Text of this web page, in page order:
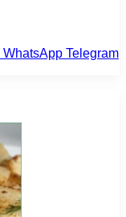
WhatsApp Telegram